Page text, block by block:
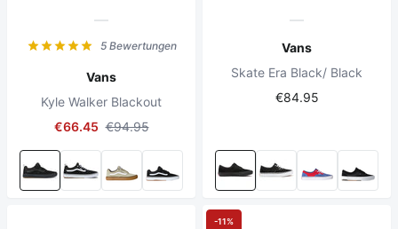
5 Bewertungen
Vans
Kyle Walker Blackout
€66.45 €94.95
Vans
Skate Era Black/ Black
€84.95
-11%